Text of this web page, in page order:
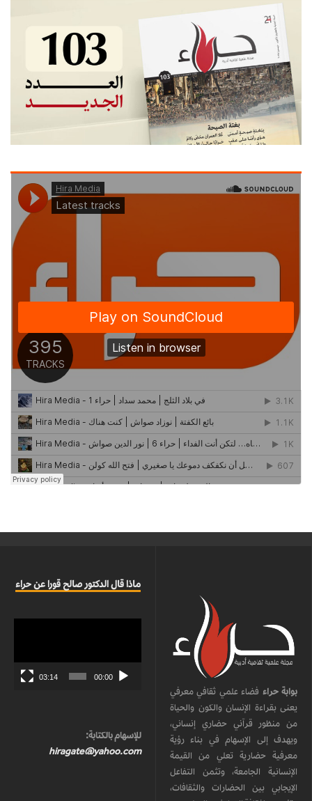
بوابة حراء فضاء علمي ثقافي معرفي
يعنى بقراءة الإنسان والكون والحياة
من منظور قرآني حضاري إنساني،
ويهدف إلى الإسهام في بناء رؤية
معرفية حضارية تعلي من القيمة
الإنسانية الجامعة، وتثمن التفاعل
الإيجابي بين الحضارات والثقافات،
ماذا قال الدكتور صالح قورا عن حراء
00:00
03:14
للإسهام بالكتابة:
hiragate@yahoo.com